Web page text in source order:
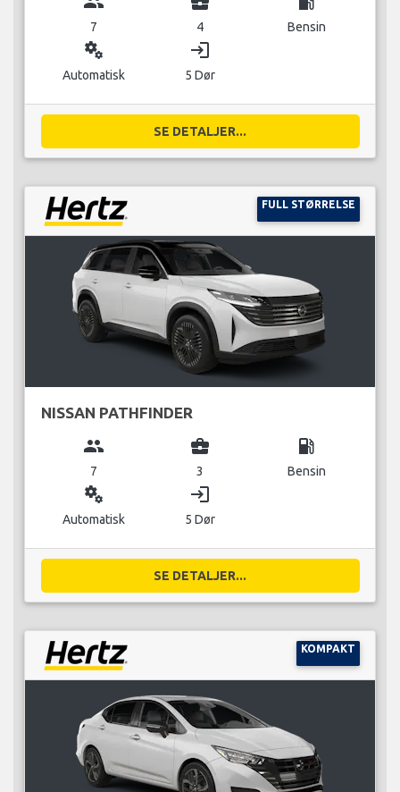
7 4 Bensin
miscellaneous_services
Automatisk
login
5 Dør
SE DETALJER...
FULL STØRRELSE
NISSAN PATHFINDER
group
7
business_center
3
local_gas_station
Bensin
miscellaneous_services
Automatisk
login
5 Dør
SE DETALJER...
KOMPAKT